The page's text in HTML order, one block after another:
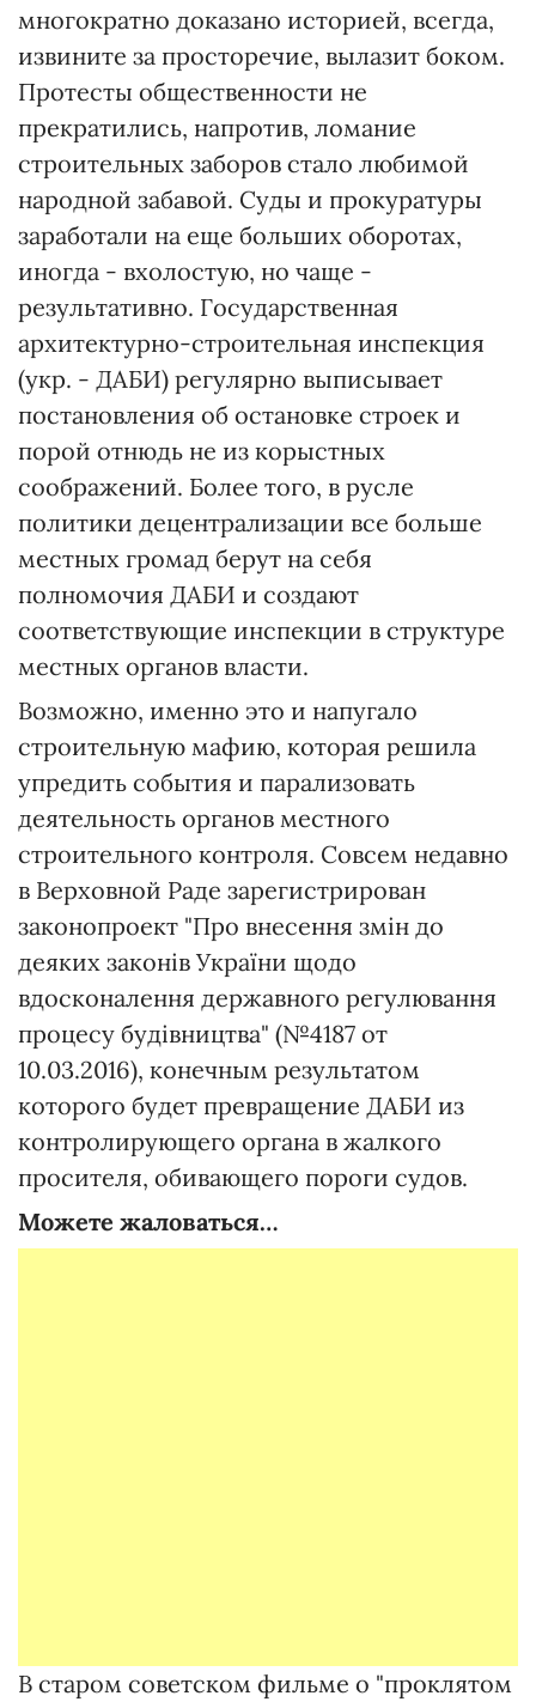
многократно доказано историей, всегда,
извините за просторечие, вылазит боком.
Протесты общественности не
прекратились, напротив, ломание
строительных заборов стало любимой
народной забавой. Суды и прокуратуры
заработали на еще больших оборотах,
иногда - вхолостую, но чаще -
результативно. Государственная
архитектурно-строительная инспекция
(укр. - ДАБИ) регулярно выписывает
постановления об остановке строек и
порой отнюдь не из корыстных
соображений. Более того, в русле
политики децентрализации все больше
местных громад берут на себя
полномочия ДАБИ и создают
соответствующие инспекции в структуре
местных органов власти.
Возможно, именно это и напугало
строительную мафию, которая решила
упредить события и парализовать
деятельность органов местного
строительного контроля. Совсем недавно
в Верховной Раде зарегистрирован
законопроект "Про внесення змін до
деяких законів України щодо
вдосконалення державного регулювання
процесу будівництва" (№4187 от
10.03.2016), конечным результатом
которого будет превращение ДАБИ из
контролирующего органа в жалкого
просителя, обивающего пороги судов.
Можете жаловаться…
В старом советском фильме о "проклятом